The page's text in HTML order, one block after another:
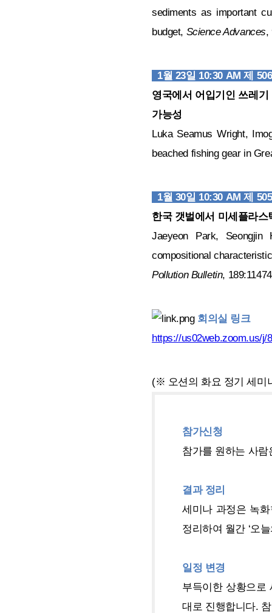
sediments as important
budget, Science Advances,
1월 23일 10:30 AM 제
영국에서 어입기인 쓰레
가능성
Luka Seamus Wright,
beached fishing gear in
1월 30일 10:30 AM 제
한국 갯벌에서 미세플라
Jaeyeon Park,
compositional
Pollution Bulletin,
회의실 링크
https://us02web.zoom.us/j/
(※ 오션의 화요 정기 세미
참가신청
참가를 원하는 사람
결과 정리
세미나 과정은 녹
정리하여 월간 ‘오
일정 변경
부득이한 상황으로
대로 진행합니다.